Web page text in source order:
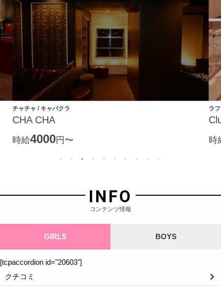
チャチャ / キャバクラ
CHA CHA
時給4000円〜
ラ
時
INFO
コンテンツ情報
GIRLS BOYS
[tcpaccordion id="20603"]
クチコミ